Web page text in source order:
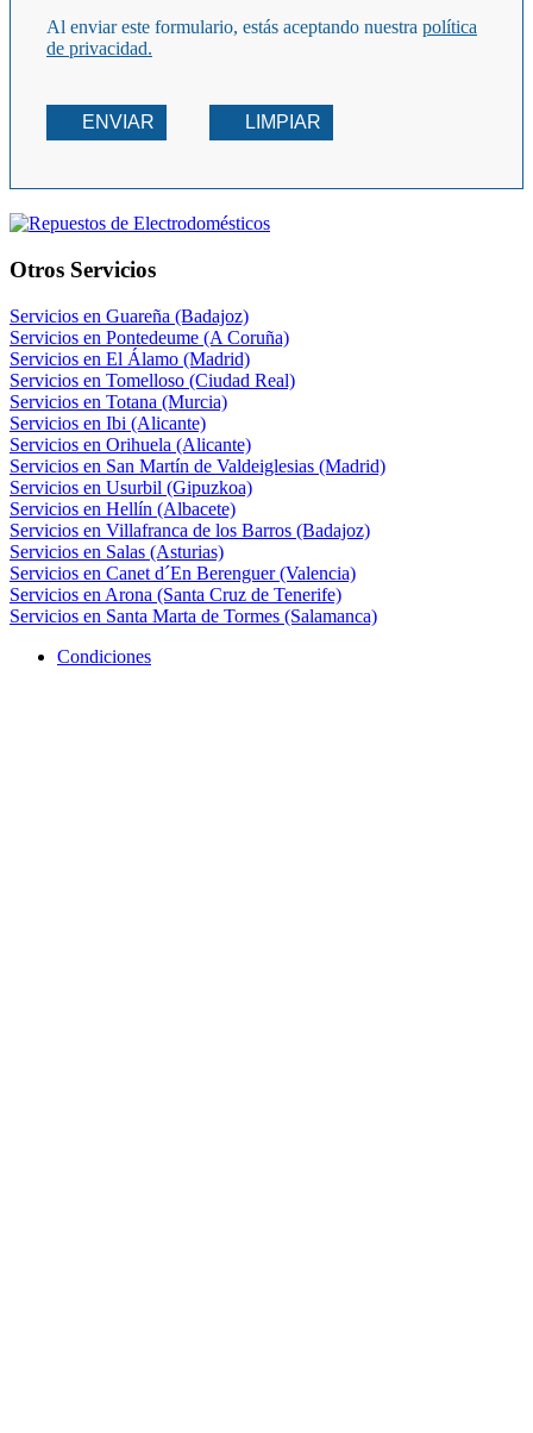
Al enviar este formulario, estás aceptando nuestra política
de privacidad.
ENVIAR LIMPIAR
Otros Servicios
Servicios en Guareña (Badajoz)
Servicios en Pontedeume (A Coruña)
Servicios en El Álamo (Madrid)
Servicios en Tomelloso (Ciudad Real)
Servicios en Totana (Murcia)
Servicios en Ibi (Alicante)
Servicios en Orihuela (Alicante)
Servicios en San Martín de Valdeiglesias (Madrid)
Servicios en Usurbil (Gipuzkoa)
Servicios en Hellín (Albacete)
Servicios en Villafranca de los Barros (Badajoz)
Servicios en Salas (Asturias)
Servicios en Canet d´En Berenguer (Valencia)
Servicios en Arona (Santa Cruz de Tenerife)
Servicios en Santa Marta de Tormes (Salamanca)
Condiciones